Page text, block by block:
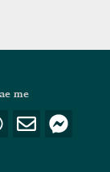
me